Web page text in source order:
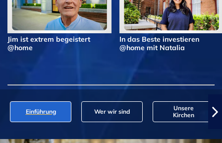
Jim ist extrem begeistert
@home
In das Beste investieren
@home mit Natalia
Einführung Wer wir sind
Unsere
Kirchen